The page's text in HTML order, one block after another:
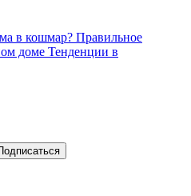
в кошмар? Правильное
доме Тенденции в